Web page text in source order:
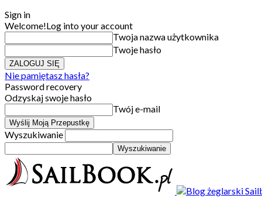
Sign in
Welcome!Log into your account
Twoja nazwa użytkownika
Twoje hasło
Nie pamiętasz hasła?
Password recovery
Odzyskaj swoje hasło
Twój e-mail
Wyszukiwanie